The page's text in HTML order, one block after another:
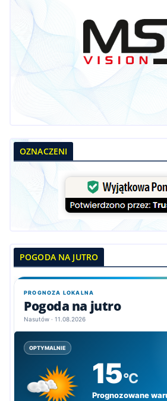
OZNACZENI
POGODA NA JUTRO
PROGNOZA LOKALNA
Pogoda na jutro
Nasutów · 11.08.2026
OPTYMALNIE
15°C
Prognozowane